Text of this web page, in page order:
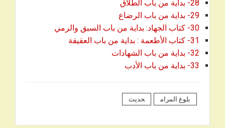
28- بداية من باب الطلاق
29- بداية من باب الرضاع
30- كتاب الجهاد: بداية من باب السبق والرمي
31- كتاب الأطعمة : بداية من باب العقيقة
32- بداية من باب الشهادات
33- بداية من باب الأدب
بلوغ المرام حديث